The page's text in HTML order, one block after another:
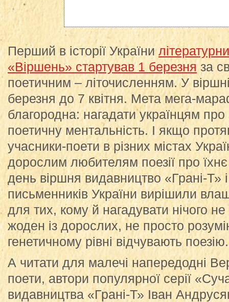
Перший в історії України
«Віршень» стартував 1 березняза
поетичним – літочисленням. У віршні
березня до 7 квітня. Мета мега-
благородна: нагадати українцям про
поетичну ментальність. І якщо
учасники-поети в різних містах
дорослим любителям поезії про їхнє
день віршня видавництво «Грані-Т»
письменників України вирішили
для тих, кому й нагадувати нічого
жоден із дорослих, не просто
генетичному рівні відчувають поезію.
А читати для малечі напередодні
поети, автори популярної серії
видавництва «Грані-Т» Іван